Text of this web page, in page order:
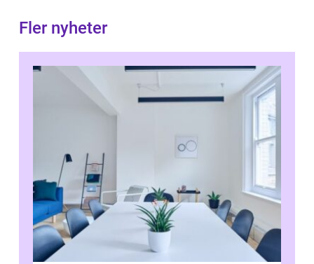
Fler nyheter